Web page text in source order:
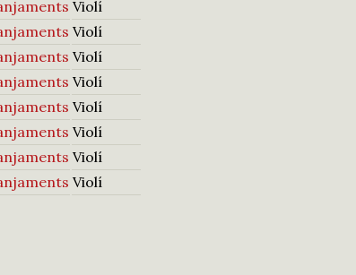
Violí
Violí
Violí
Violí
Violí
Violí
Violí
Violí